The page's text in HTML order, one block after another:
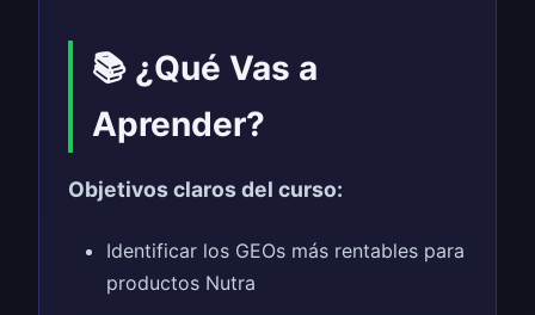
📚 ¿Qué Vas a
Aprender?
Objetivos claros del curso:
Identificar los GEOs más rentables para
productos Nutra